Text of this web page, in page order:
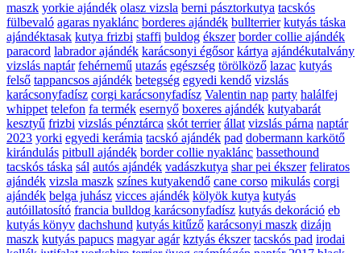
maszk yorkie ajándék olasz vizsla berni pásztorkutya tacskós
fülbevaló agaras nyaklánc borderes ajándék bullterrier kutyás táska
ajándéktasak kutya frizbi staffi buldog ékszer border collie ajándék
paracord labrador ajándék karácsonyi égősor kártya ajándékutalvány
vizslás naptár fehérnemű utazás egészség törölköző lazac kutyás
felső tappancsos ajándék betegség egyedi kendő vizslás
karácsonyfadísz corgi karácsonyfadísz Valentin nap party halálfej
whippet telefon fa termék esernyő boxeres ajándék kutyabarát
kesztyű frizbi vizslás pénztárca skót terrier állat vizslás párna naptár
2023 yorki egyedi kerámia tacskó ajándék pad dobermann karkötő
kirándulás pitbull ajándék border collie nyaklánc bassethound
tacskós táska sál autós ajándék vadászkutya shar pei ékszer feliratos
ajándék vizsla maszk színes kutyakendő cane corso mikulás corgi
ajándék belga juhász vicces ajándék kölyök kutya kutyás
autóillatosító francia bulldog karácsonyfadísz kutyás dekoráció eb
kutyás könyv dachshund kutyás kitűző karácsonyi maszk dizájn
maszk kutyás papucs magyar agár kztyás ékszer tacskós pad irodai